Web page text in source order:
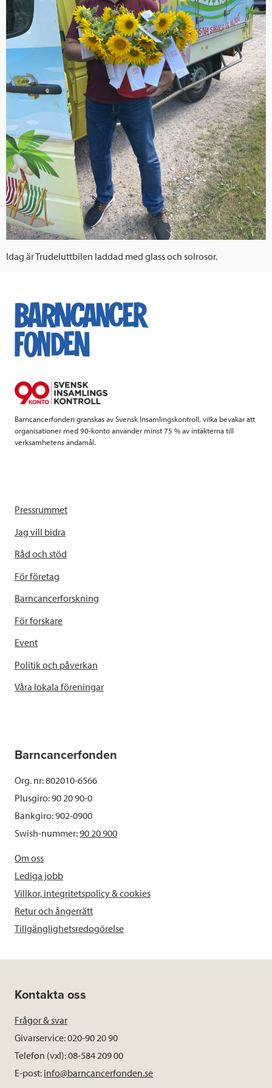
Idag är Trudeluttbilen laddad med glass och solrosor.
Barncancerfonden granskas av Svensk Insamlingskontroll, vilka bevakar att
organisationer med 90-konto använder minst 75 % av intäkterna till
verksamhetens ändamål.
Pressrummet
Jag vill bidra
Råd och stöd
För företag
Barncancerforskning
För forskare
Event
Politik och påverkan
Våra lokala föreningar
Barncancerfonden
Org. nr: 802010-6566
Plusgiro: 90 20 90-0
Bankgiro: 902-0900
Swish-nummer:90 20 900
Om oss
Lediga jobb
Villkor, integritetspolicy & cookies
Retur och ångerrätt
Tillgänglighetsredogörelse
Kontakta oss
Frågor & svar
Givarservice: 020-90 20 90
Telefon (vxl): 08-584 209 00
E-post: info@barncancerfonden.se